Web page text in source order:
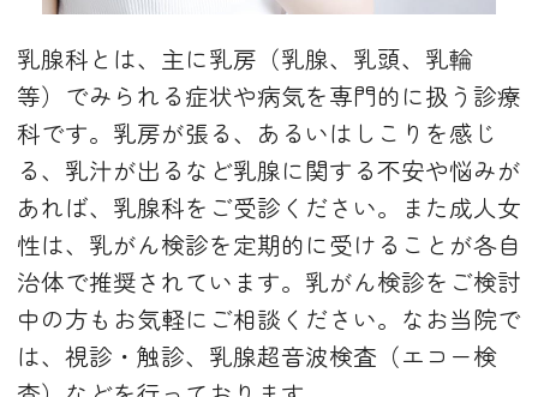
乳腺科とは、主に乳房（乳腺、乳頭、乳輪
等）でみられる症状や病気を専門的に扱う診療
科です。乳房が張る、あるいはしこりを感じ
る、乳汁が出るなど乳腺に関する不安や悩みが
あれば、乳腺科をご受診ください。また成人女
性は、乳がん検診を定期的に受けることが各自
治体で推奨されています。乳がん検診をご検討
中の方もお気軽にご相談ください。なお当院で
は、視診・触診、乳腺超音波検査（エコー検